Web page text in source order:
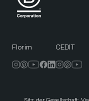
Florim CEDIT